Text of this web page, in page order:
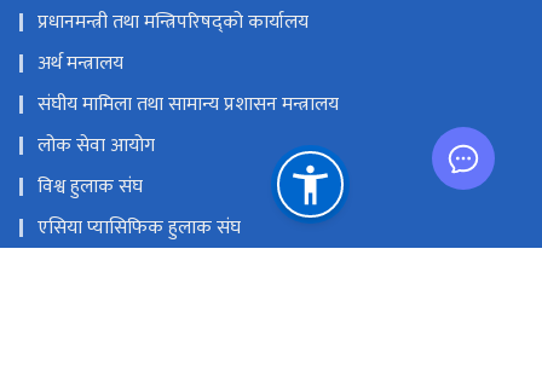
प्रधानमन्त्री तथा मन्त्रिपरिषद्को कार्यालय
अर्थ मन्त्रालय
संघीय मामिला तथा सामान्य प्रशासन मन्त्रालय
लोक सेवा आयोग
विश्व हुलाक संघ
एसिया प्यासिफिक हुलाक संघ